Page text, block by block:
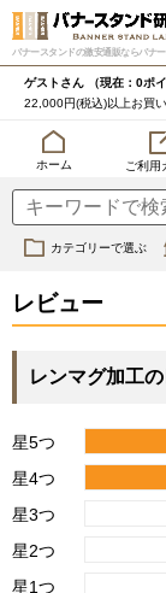
バナースタンドの激安通販ならバナ
ゲストさん （現在：0ポイ
22,000円(税込)以上お買
ホーム ご利用
カテゴリーで選ぶ
レビュー
レンマグ加工
星5つ
星4つ
星3つ
星2つ
星1つ